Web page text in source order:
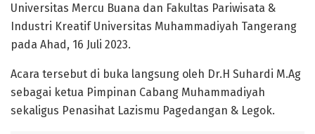
Universitas Mercu Buana dan Fakultas Pariwisata &
Industri Kreatif Universitas Muhammadiyah Tangerang
pada Ahad, 16 Juli 2023.
Acara tersebut di buka langsung oleh Dr.H Suhardi M.Ag
sebagai ketua Pimpinan Cabang Muhammadiyah
sekaligus Penasihat Lazismu Pagedangan & Legok.